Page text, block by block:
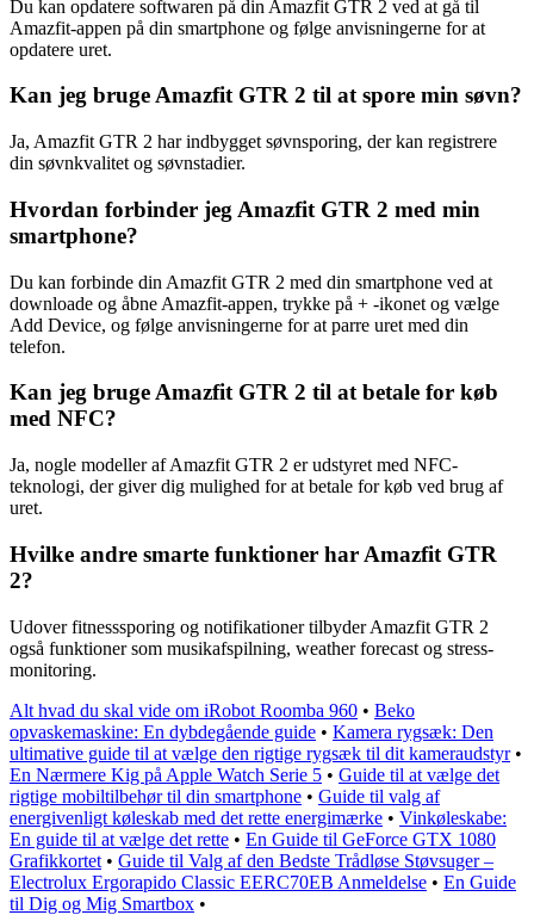
Du kan opdatere softwaren på din Amazfit GTR 2 ved at gå til
Amazfit-appen på din smartphone og følge anvisningerne for at
opdatere uret.
Kan jeg bruge Amazfit GTR 2 til at spore min søvn?
Ja, Amazfit GTR 2 har indbygget søvnsporing, der kan registrere
din søvnkvalitet og søvnstadier.
Hvordan forbinder jeg Amazfit GTR 2 med min
smartphone?
Du kan forbinde din Amazfit GTR 2 med din smartphone ved at
downloade og åbne Amazfit-appen, trykke på + -ikonet og vælge
Add Device, og følge anvisningerne for at parre uret med din
telefon.
Kan jeg bruge Amazfit GTR 2 til at betale for køb
med NFC?
Ja, nogle modeller af Amazfit GTR 2 er udstyret med NFC-
teknologi, der giver dig mulighed for at betale for køb ved brug af
uret.
Hvilke andre smarte funktioner har Amazfit GTR
2?
Udover fitnesssporing og notifikationer tilbyder Amazfit GTR 2
også funktioner som musikafspilning, weather forecast og stress-
monitoring.
Alt hvad du skal vide om iRobot Roomba 960 • Beko
opvaskemaskine: En dybdegående guide • Kamera rygsæk: Den
ultimative guide til at vælge den rigtige rygsæk til dit kameraudstyr•
En Nærmere Kig på Apple Watch Serie 5 • Guide til at vælge det
rigtige mobiltilbehør til din smartphone • Guide til valg af
energivenligt køleskab med det rette energimærke • Vinkøleskabe:
En guide til at vælge det rette • En Guide til GeForce GTX 1080
Grafikkortet • Guide til Valg af den Bedste Trådløse Støvsuger –
Electrolux Ergorapido Classic EERC70EB Anmeldelse • En Guide
til Dig og Mig Smartbox •